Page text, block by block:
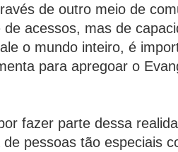
de outro meio de
de acessos, mas de
o mundo inteiro, é
para apregoar o
fazer parte dessa
de pessoas tão especiais